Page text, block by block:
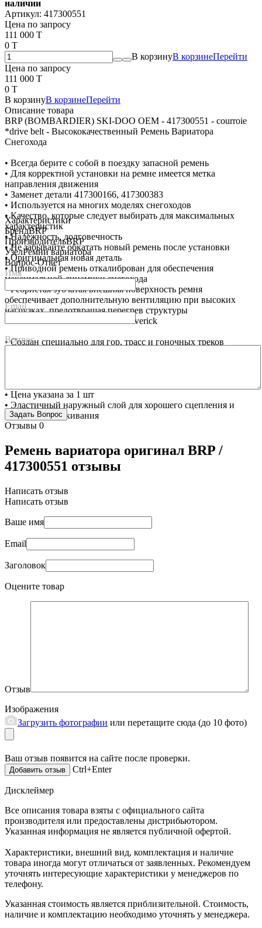
наличии
Артикул: 417300551
Цена по запросу
111 000 T
0 T
В корзинуВ корзинеПерейти
Цена по запросу
111 000 T
0 T
В корзинуВ корзинеПерейти
Описание товара
BRP (BOMBARDIER) SKI-DOO OEM - 417300551 - courroie
*drive belt - Высококачественный Ремень Вариатора
Снегохода
• Всегда берите с собой в поездку запасной ремень
• Для корректной установки на ремне имеется метка
направления движения
• Заменет детали 417300166, 417300383
• Используется на многих моделях снегоходов
• Качество, которые следует выбирать для максимальных
характеристик
• Надежность, долговечность
• Не забывайте обкатать новый ремень после установки
• Оригинальная новая деталь
• Приводной ремень откалиброван для обеспечения
максимальной динамики снегохода
• Ребристая зубчатая внешняя поверхность ремня
обеспечивает дополнительную вентиляцию при высоких
нагрузках, предотвращая перегрев структуры
• Совместим с багги Can Am Maverick
• Создан специально для гор, трасс и гоночных треков
• Цена указана за 1 шт
• Эластичный наружный слой для хорошего сцепления и
против растрескивания
Характеристики
БрендBRP
ПроизводительBRP
УзелРемни вариатора
Вопрос-Ответ
Имя
Email
Вопрос
Отзывы 0
Ремень вариатора оригинал BRP /
417300551 отзывы
Написать отзыв
Написать отзыв
Ваше имя
Email
Заголовок
Оцените товар
Отзыв
Изображения
Загрузить фотографии или перетащите сюда (до 10 фото)
Ваш отзыв появится на сайте после проверки.
Ctrl+Enter
Дисклеймер
Все описания товара взяты с официального сайта
производителя или предоставлены дистрибьютором.
Указанная информация не является публичной офертой.
Характеристики, внешний вид, комплектация и наличие
товара иногда могут отличаться от заявленных. Рекомендуем
уточнять интересующие характеристики у менеджеров по
телефону.
Указанная стоимость является приблизительной. Стоимость,
наличие и комплектацию необходимо уточнять у менеджера.